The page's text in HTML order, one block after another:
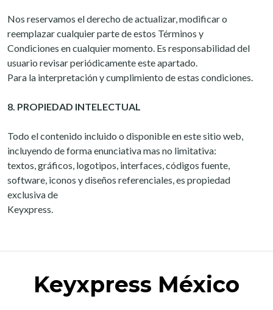
Nos reservamos el derecho de actualizar, modificar o
reemplazar cualquier parte de estos Términos y
Condiciones en cualquier momento. Es responsabilidad del
usuario revisar periódicamente este apartado.
Para la interpretación y cumplimiento de estas condiciones.
8. PROPIEDAD INTELECTUAL
Todo el contenido incluido o disponible en este sitio web,
incluyendo de forma enunciativa mas no limitativa:
textos, gráficos, logotipos, interfaces, códigos fuente,
software, iconos y diseños referenciales, es propiedad
exclusiva de
Keyxpress.
Keyxpress México